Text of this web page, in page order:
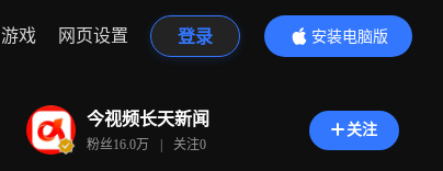
游戏 网页设置 登录
安装电脑版
内容更精彩
今视频长天新闻
粉丝16.0万 | 关注0
关注